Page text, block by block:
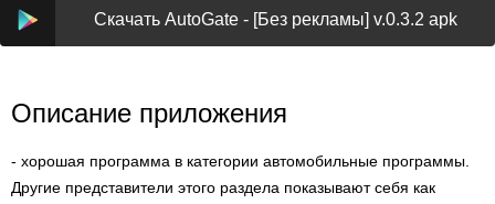
Скачать AutoGate - [Без рекламы] v.0.3.2 apk
Описание приложения
- хорошая программа в категории автомобильные программы.
Другие представители этого раздела показывают себя как